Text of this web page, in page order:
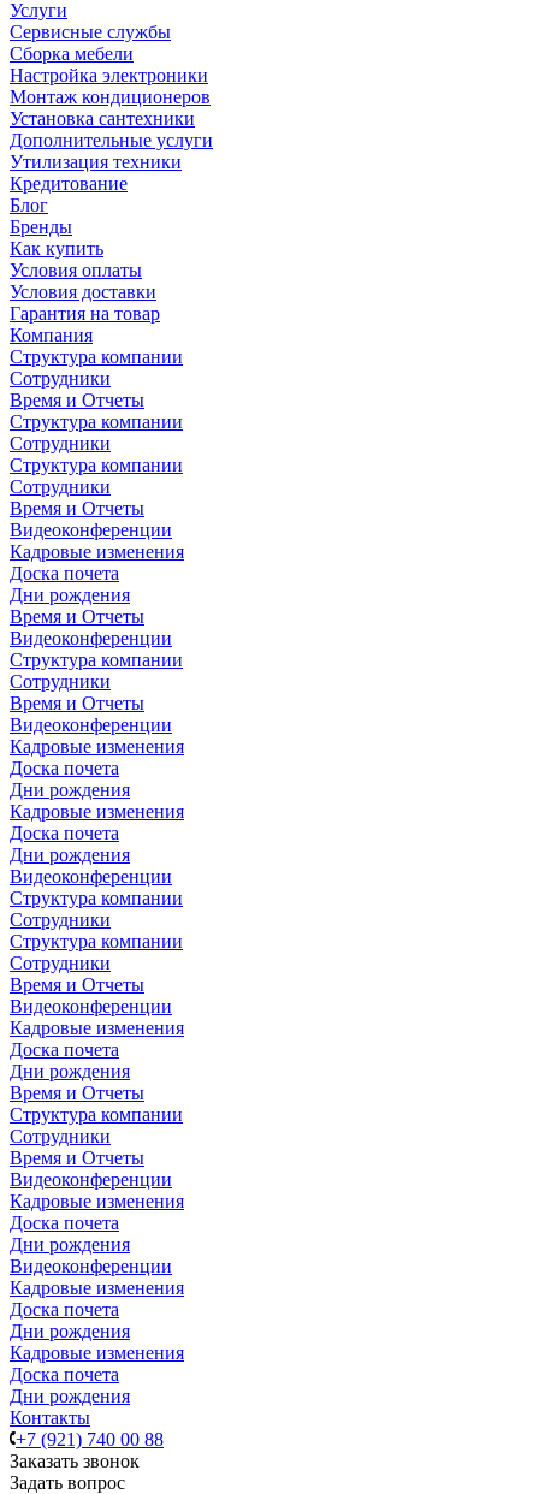
Услуги
Сервисные службы
Сборка мебели
Настройка электроники
Монтаж кондиционеров
Установка сантехники
Дополнительные услуги
Утилизация техники
Кредитование
Блог
Бренды
Как купить
Условия оплаты
Условия доставки
Гарантия на товар
Компания
Структура компании
Сотрудники
Время и Отчеты
Структура компании
Сотрудники
Структура компании
Сотрудники
Время и Отчеты
Видеоконференции
Кадровые изменения
Доска почета
Дни рождения
Время и Отчеты
Видеоконференции
Структура компании
Сотрудники
Время и Отчеты
Видеоконференции
Кадровые изменения
Доска почета
Дни рождения
Кадровые изменения
Доска почета
Дни рождения
Видеоконференции
Структура компании
Сотрудники
Структура компании
Сотрудники
Время и Отчеты
Видеоконференции
Кадровые изменения
Доска почета
Дни рождения
Время и Отчеты
Структура компании
Сотрудники
Время и Отчеты
Видеоконференции
Кадровые изменения
Доска почета
Дни рождения
Видеоконференции
Кадровые изменения
Доска почета
Дни рождения
Кадровые изменения
Доска почета
Дни рождения
Контакты
+7 (921) 740 00 88
Заказать звонок
Задать вопрос